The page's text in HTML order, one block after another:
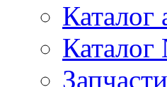
Каталог